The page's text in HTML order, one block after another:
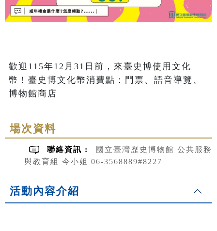
歡迎115年12月31日前，來臺史博使用文化
幣！臺史博文化幣消費點：門票、語音導覽、
博物館商店
場次資料
聯絡資訊 :
國立臺灣歷史博物館 公共服務
與教育組 今小姐 06-3568889#8227
活動內容介紹